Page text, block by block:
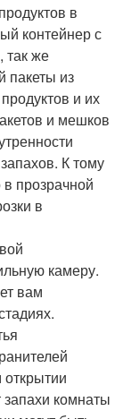
в
контейнер с
так же
пакеты из
и их
и мешков
К тому
прозрачной
в
камеру.
вам
комнаты